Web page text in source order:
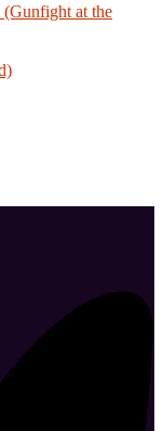
(Gunfight at the